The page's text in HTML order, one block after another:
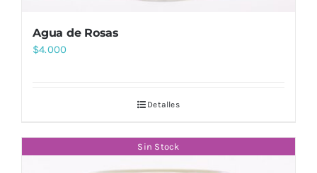
Agua de Rosas
$4.000
Detalles
Sin Stock